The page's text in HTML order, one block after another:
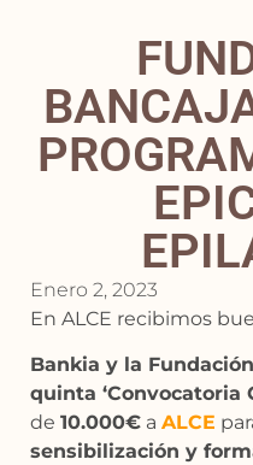
Enero 2, 2023
En ALCE recibimos
Bankia y la
quinta ‘Convocatoria
de 10.000€ a ALCE
sensibilización y